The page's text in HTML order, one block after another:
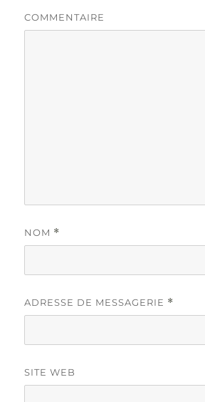
COMMENTAIRE
NOM *
ADRESSE DE MESSAGERIE *
SITE WEB